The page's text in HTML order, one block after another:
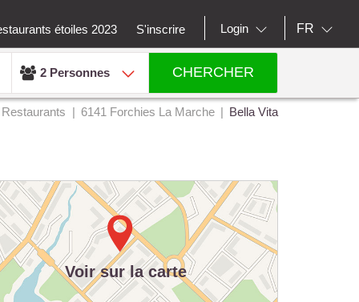
étoiles 2023 S'inscrire Login FR
2 Personnes CHERCHER
Restaurants 6141 Forchies La Marche Bella Vita
Voir sur la carte